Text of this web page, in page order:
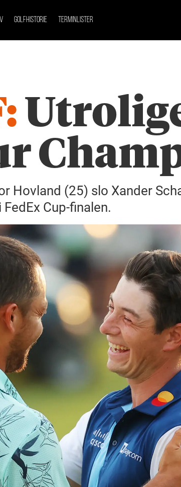
GOLFHISTORIE TERMINLISTER
Hovland (25) slo Xander
Cup-finalen.